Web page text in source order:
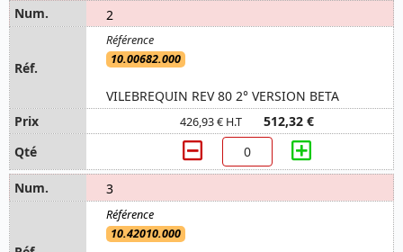
2
10.00682.000
VILEBREQUIN REV 80 2° VERSION BETA
426,93 € H.T 512,32 €
3
10.42010.000